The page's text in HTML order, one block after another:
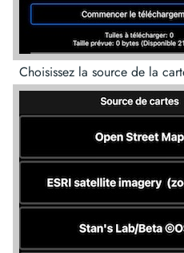
Choisissez la source de la